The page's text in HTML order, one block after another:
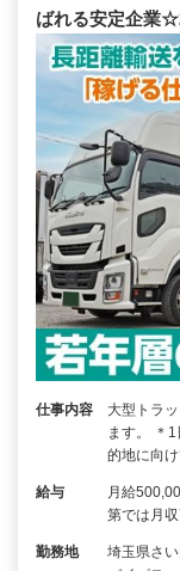
ばれる安定企業
仕事内容
大型トラ
ます。 ＊
的地に向
給与
月給
第では月
勤務地
埼玉県さ